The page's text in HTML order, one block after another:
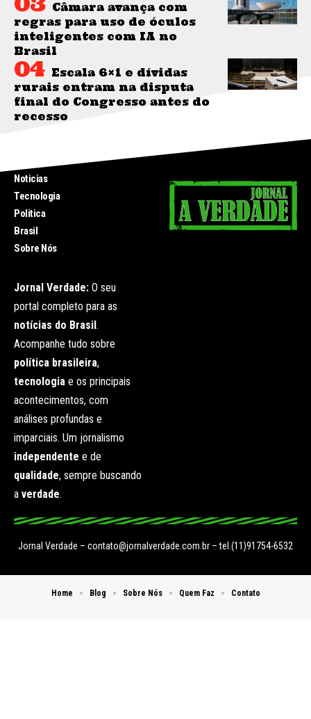
Câmara avança com
regras para uso de óculos
inteligentes com IA no
Brasil
Escala 6×1 e dívidas
rurais entram na disputa
final do Congresso antes do
recesso
Noticias
Tecnologia
Politica
Brasil
Sobre Nós
Jornal Verdade: O seu
portal completo para as
notícias do Brasil .
Acompanhe tudo sobre
política brasileira,
tecnologia e os principais
acontecimentos, com
análises profundas e
imparciais. Um jornalismo
independente e de
qualidade, sempre buscando
a verdade.
Jornal Verdade – contato@jornalverdade.com.br – tel.(11)91754-6532
Home Blog Sobre Nós Quem Faz Contato